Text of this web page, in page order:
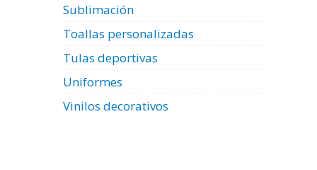
Sublimación
Toallas personalizadas
Tulas deportivas
Uniformes
Vinilos decorativos